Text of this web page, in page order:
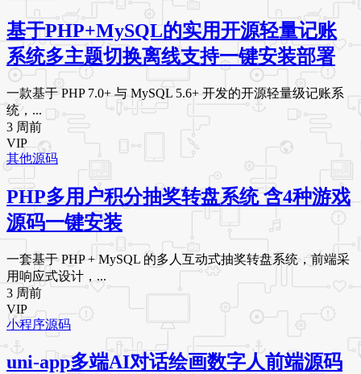
基于PHP+MySQL的实用开源轻量记账
系统多主题切换离线支持一键安装部署
一款基于 PHP 7.0+ 与 MySQL 5.6+ 开发的开源轻量级记账系
统，...
3 周前
VIP
其他源码
PHP多用户积分抽奖转盘系统 含4种游戏
源码一键安装
一套基于 PHP + MySQL 的多人互动式抽奖转盘系统，前端采
用响应式设计，...
3 周前
VIP
小程序源码
uni-app多端AI对话绘画数字人前端源码